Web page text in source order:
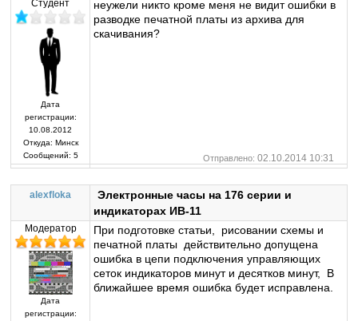
Студент
Дата
регистрации:
10.08.2012
Откуда: Минск
Сообщений: 5
неужели никто кроме меня не видит ошибки в
разводке печатной платы из архива для
скачивания?
Отправлено: 02.10.2014 10:31
alexfloka
Электронные часы на 176 серии и
индикаторах ИВ-11
Модератор
Дата
регистрации:
При подготовке статьи, рисовании схемы и
печатной платы действительно допущена
ошибка в цепи подключения управляющих
сеток индикаторов минут и десятков минут, В
ближайшее время ошибка будет исправлена.